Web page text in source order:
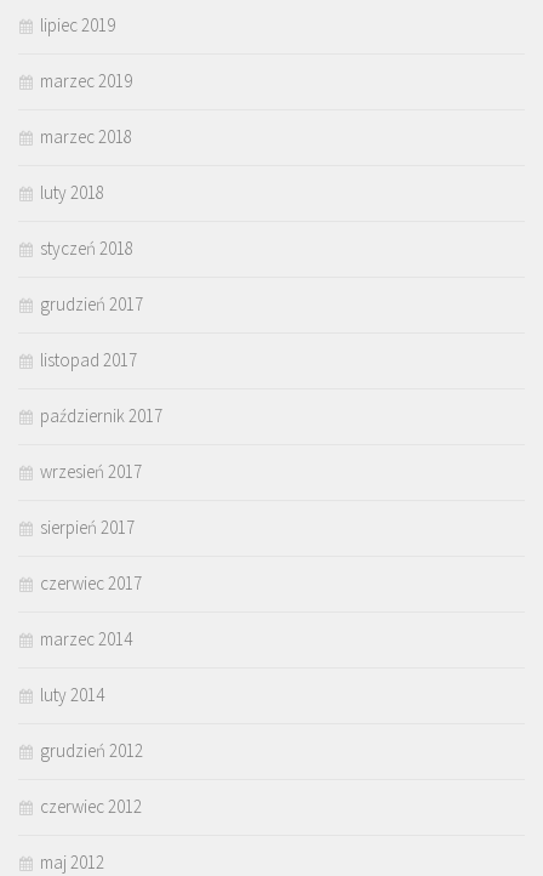
lipiec 2019
marzec 2019
marzec 2018
luty 2018
styczeń 2018
grudzień 2017
listopad 2017
październik 2017
wrzesień 2017
sierpień 2017
czerwiec 2017
marzec 2014
luty 2014
grudzień 2012
czerwiec 2012
maj 2012